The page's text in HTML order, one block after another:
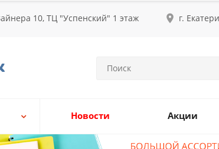
10, ТЦ "Успенский" 1 этаж г.
Новости Акции